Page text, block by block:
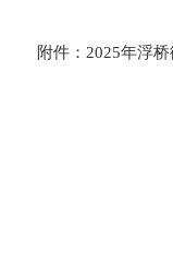
附件：2025年浮桥